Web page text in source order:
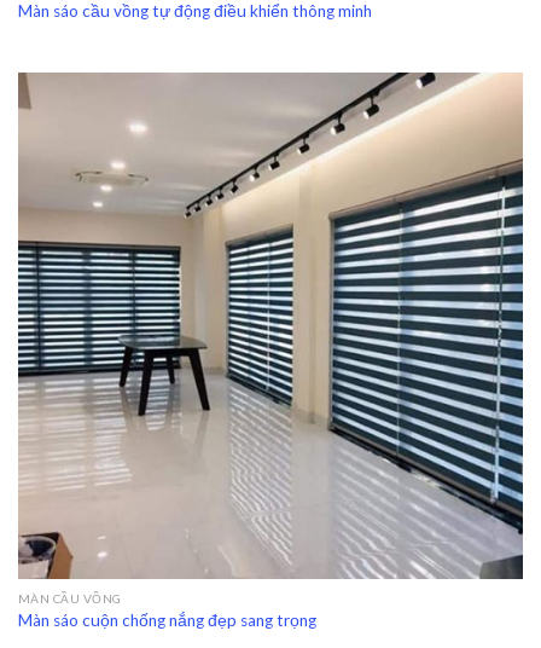
Màn sáo cầu vồng tự động điều khiển thông minh
MÀN CẦU VỒNG
Màn sáo cuộn chống nắng đẹp sang trọng